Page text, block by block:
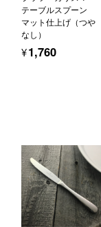
テーブルスプーン
マット仕上げ（つや
なし）
¥1,760